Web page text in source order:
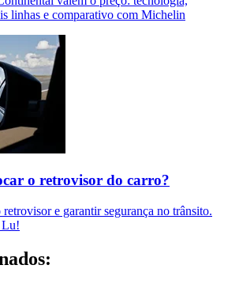
linhas e comparativo com Michelin
o retrovisor do carro?
e garantir segurança no trânsito.
Lu!